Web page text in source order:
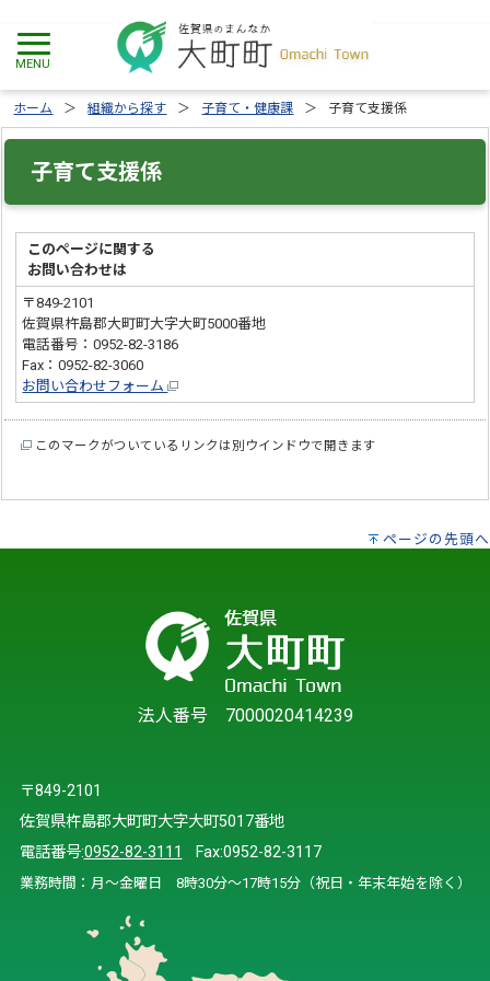
ホーム 組織から探す 子育て・健康課 子育て支援係
子育て支援係
このページに関する
お問い合わせは
〒849-2101
佐賀県杵島郡大町町大字大町5000番地
電話番号：0952-82-3186
Fax：0952-82-3060
お問い合わせフォーム
このマークがついているリンクは別ウインドウで開きます
ページの先頭へ
法人番号 7000020414239
〒849-2101
佐賀県杵島郡大町町大字大町5017番地
電話番号:0952-82-3111 Fax:0952-82-3117
業務時間：月～金曜日 8時30分～17時15分（祝日・年末年始を除く）